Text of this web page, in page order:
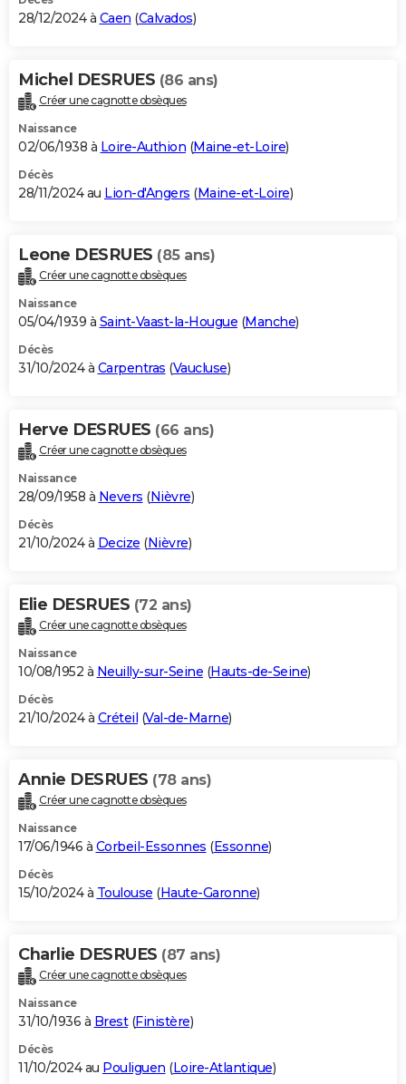
28/12/2024 à Caen (Calvados)
Michel DESRUES (86 ans)
Créer une cagnotte obsèques
Naissance
02/06/1938 à Loire-Authion (Maine-et-Loire)
Décès
28/11/2024 au Lion-d'Angers (Maine-et-Loire)
Leone DESRUES (85 ans)
Créer une cagnotte obsèques
Naissance
05/04/1939 à Saint-Vaast-la-Hougue (Manche)
Décès
31/10/2024 à Carpentras (Vaucluse)
Herve DESRUES (66 ans)
Créer une cagnotte obsèques
Naissance
28/09/1958 à Nevers (Nièvre)
Décès
21/10/2024 à Decize (Nièvre)
Elie DESRUES (72 ans)
Créer une cagnotte obsèques
Naissance
10/08/1952 à Neuilly-sur-Seine (Hauts-de-Seine)
Décès
21/10/2024 à Créteil (Val-de-Marne)
Annie DESRUES (78 ans)
Créer une cagnotte obsèques
Naissance
17/06/1946 à Corbeil-Essonnes (Essonne)
Décès
15/10/2024 à Toulouse (Haute-Garonne)
Charlie DESRUES (87 ans)
Créer une cagnotte obsèques
Naissance
31/10/1936 à Brest(Finistère)
Décès
11/10/2024 au Pouliguen (Loire-Atlantique)